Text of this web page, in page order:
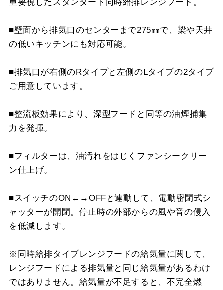
SPB51-450L SI
SPB51-450R S4 ¥17,820（税抜価格 ￥
スクロールできます
スクロールできます
重要視したスタンダード同時給排レンジフード。
■壁面から排気口のセンターまで275㎜で、梁や天井
の低いキッチンにも対応可能。
■排気口が右側のRタイプと左側のLタイプの2タイプ
ご用意しています。
■整流板効果により、深型フードと同等の油煙捕集
力を発揮。
■フィルターは、油汚れをはじくファンシークリー
ン仕上げ。
■スイッチのON←→OFFと連動して、電動密閉式シ
ャッターが開閉。停止時の外部からの風や音の侵入
を低減します。
※同時給排タイプレンジフードの給気量に関して、
レンジフードによる排気量と同じ給気量があるわけ
ではありません。給気量が不足すると、不完全燃